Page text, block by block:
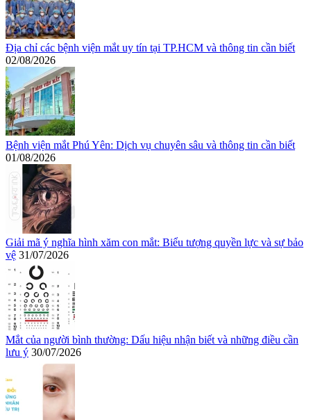
Địa chỉ các bệnh viện mắt uy tín tại TP.HCM và thông tin cần biết
02/08/2026
Bệnh viện mắt Phú Yên: Dịch vụ chuyên sâu và thông tin cần biết
01/08/2026
Giải mã ý nghĩa hình xăm con mắt: Biểu tượng quyền lực và sự bảo
vệ 31/07/2026
Mắt của người bình thường: Dấu hiệu nhận biết và những điều cần
lưu ý 30/07/2026